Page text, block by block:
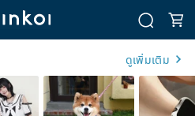
ดูเพิ่มเติม